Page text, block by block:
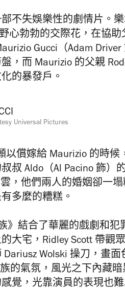
不失娛樂性的劇情片。
心勃勃的交際花，在協
Gucci（Adam
，而 Maurizio 的父親
的暴發戶。
Universal Pictures
以償嫁給 Maurizio 的時
叔 Aldo（Al Pacino 飾）
，他們兩人的婚姻卻一
多麼的糟糕。
族》結合了華麗的戲劇和
大宅，Ridley Scott 帶觀
Wolski 操刀，畫
的氣氛，風光之下內藏
覺，光靠演員的表現也難